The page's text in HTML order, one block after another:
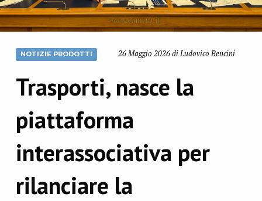
NOTIZIE PRODOTTI 26 Maggio 2026 di Ludovico Bencini
Trasporti, nasce la
piattaforma
interassociativa per
rilanciare la